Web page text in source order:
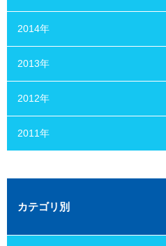
2014年
2013年
2012年
2011年
カテゴリ別